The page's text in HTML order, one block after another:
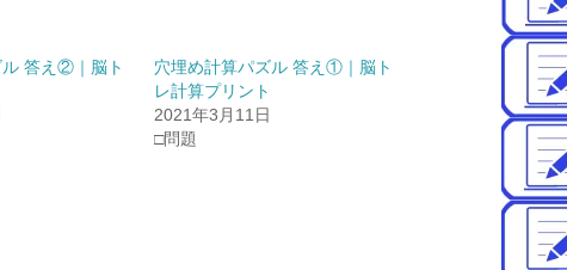
答え②｜脳ト
穴埋め計算パズル 答え①｜脳ト
レ計算プリント
2021年3月11日
□問題